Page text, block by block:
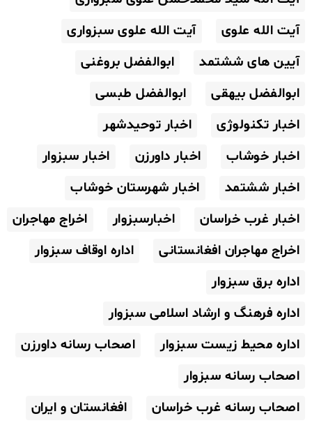
آیت الله علوی
آیت الله علوی سبزواری
آیین های ششتمد
ابوالفضل بروغنی
ابوالفضل بیهقی
ابوالفضل طبسی
اخبار تکنولوژی
اخبار توحیدشهر
اخبار خوشاب
اخبار داورزن
اخبار سبزوار
اخبار ششتمد
اخبار شهرستان خوشاب
اخبار غرب خراسان
اخبارسبزوار
اخراج مهاجران
اخراج مهاجران افغانستانی
اداره اوقاف سبزوار
اداره برق سبزوار
اداره فرهنگ و ارشاد اسلامی سبزوار
اداره محیط زیست سبزوار
اصحاب رسانه داورزن
اصحاب رسانه سبزوار
اصحاب رسانه غرب خراسان
افغانستان و ایران